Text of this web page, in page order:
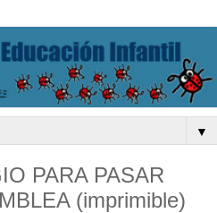
▼
PARA PASAR
(imprimible)